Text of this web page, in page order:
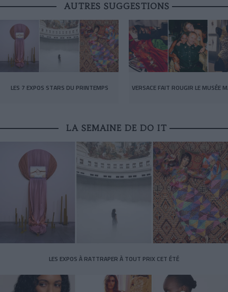
AUTRES SUGGESTIONS
LES 7 EXPOS STARS DU PRINTEMPS VERSACE FAIT ROUGIR LE MUSÉE
LA SEMAINE DE DO IT
LES EXPOS À RATTRAPER À TOUT PRIX CET ÉTÉ